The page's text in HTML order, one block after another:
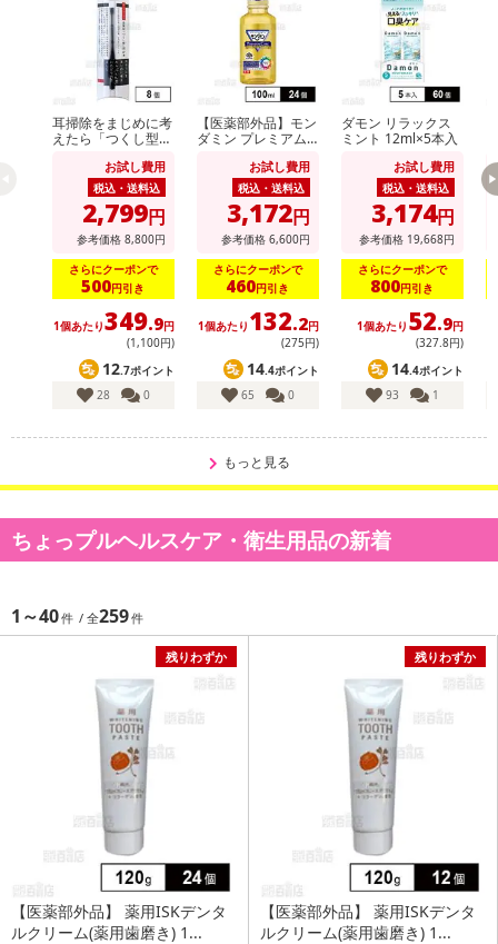
耳掃除をまじめに考
えたら「つくし型」
お試し費用
税込・送料込
2,799円
参考価格 8,800円
さらにクーポンで
500円引き
1個あたり349.9円
(1,100円)
12.7ポイント
28
0
【医薬部外品】モン
ダミン プレミアム
お試し費用
税込・送料込
3,172円
参考価格 6,600円
さらにクーポンで
460円引き
1個あたり 132.2円
(275円)
14.4ポイント
65
0
ダモン リラックス
ミント 12ml×5本入
お試し費用
税込・送料込
3,174円
参考価格 19,668円
さらにクーポンで
800円引き
1個あたり 52.9円
(327.8円)
14.4ポイント
93
1
もっと見る
ちょっプルヘルスケア・衛生用品の新着
1～40 259
残りわずか
【医薬部外品】 薬用ISKデンタ
ルクリーム(薬用歯磨き) 1...
残りわずか
【医薬部外品】 薬用ISKデンタ
ルクリーム(薬用歯磨き) 1...